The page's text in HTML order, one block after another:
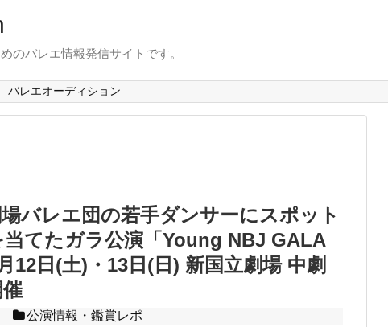
のバレエ情報発信サイトです。
バレエオーディション
バレエ団の若手ダンサーにスポット
当てたガラ公演「Young NBJ GALA
12日(土)・13日(日) 新国立劇場 中劇
公演情報・鑑賞レポ